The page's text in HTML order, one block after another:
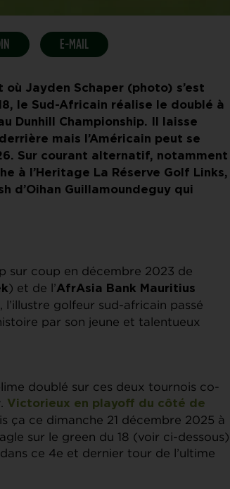
E-MAIL
Jayden Schaper (photo) s’est
le Sud-Africain réalise le doublé à
Dunhill Championship. Il laisse
mais l’Américain peut se
Sur courant alternatif, notamment
à l’Heritage La Réserve Golf Links,
d’Oihan Guillamoundeguy qui
sur coup en décembre 2023 de
) et de l’AfrAsia Bank Mauritius
l’illustre golfeur sud-africain passé
par son jeune et talentueux
doublé sur ces deux tournois co-
. Victorieux en playoff du côté de
ça ce dimanche 21 décembre 2025 à
sur le green du 18 (voir ci-dessous)
ce 4e et dernier tour de l’ultime